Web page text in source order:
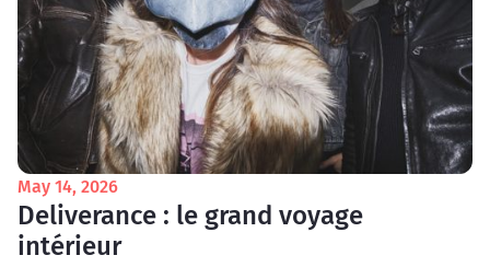
May 14, 2026
Deliverance : le grand voyage
intérieur